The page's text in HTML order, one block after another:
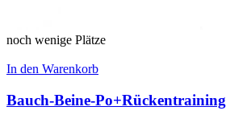
noch wenige Plätze
In den Warenkorb
Bauch-Beine-Po+Rückentraining